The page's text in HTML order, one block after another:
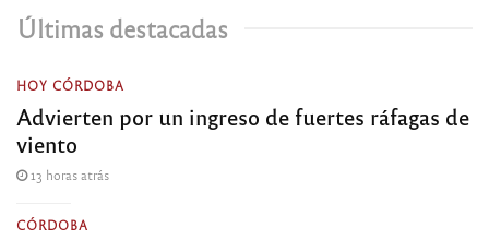
Últimas destacadas
HOY CÓRDOBA
Advierten por un ingreso de fuertes ráfagas de
viento
13 horas atrás
CÓRDOBA